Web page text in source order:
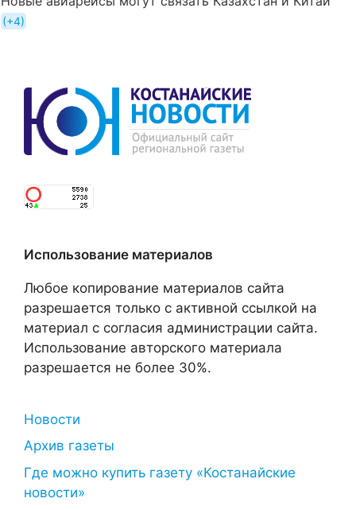
+4
Использование материалов
Любое копирование материалов сайта
разрешается только с активной ссылкой на
материал с согласия администрации сайта.
Использование авторского материала
разрешается не более 30%.
Новости
Архив газеты
Где можно купить газету «Костанайские
новости»